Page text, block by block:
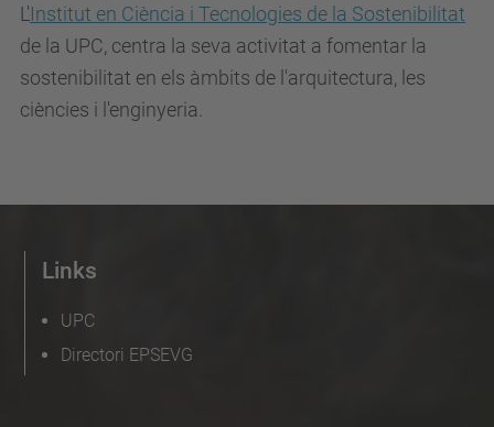
L'Institut en Ciència i Tecnologies de la Sostenibilitat
de la UPC, centra la seva activitat a fomentar la
sostenibilitat en els àmbits de l'arquitectura, les
ciències i l'enginyeria.
Links
UPC
Directori EPSEVG